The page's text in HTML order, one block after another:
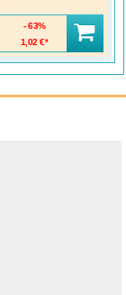
1,02 €*
63%